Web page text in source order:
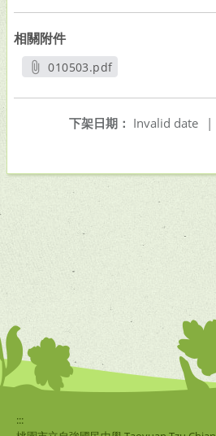
相關附件
010503.pdf
下架日期： Invalid date
|
:::